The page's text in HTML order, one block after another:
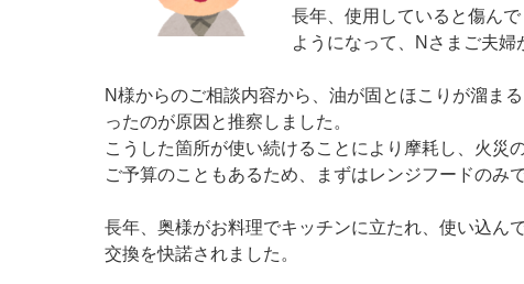
長年、使用していると傷ん
ようになって、Nさまご夫婦
N様からのご相談内容から、油が固とほこりが溜ま
ったのが原因と推察しました。
こうした箇所が使い続けることにより摩耗し、火災
ご予算のこともあるため、まずはレンジフードのみ
長年、奥様がお料理でキッチンに立たれ、使い込ん
交換を快諾されました。